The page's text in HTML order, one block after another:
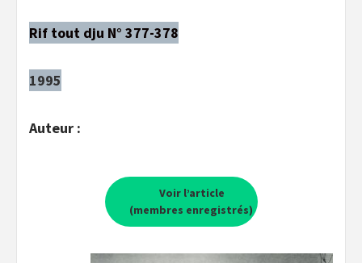
Rif tout dju N° 377-378
1995
Auteur :
Voir l’article
(membres enregistrés)